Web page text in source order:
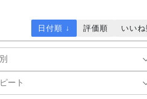
日付順 ↓ 評価順 いい